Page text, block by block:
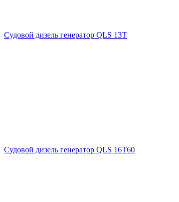
Судовой дизель генератор QLS 13T
Судовой дизель генератор QLS 16T60